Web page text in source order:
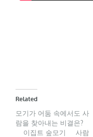
Related
모기가 어둠 속에서도 사
람을 찾아내는 비결은?
이집트 숲모기 사람